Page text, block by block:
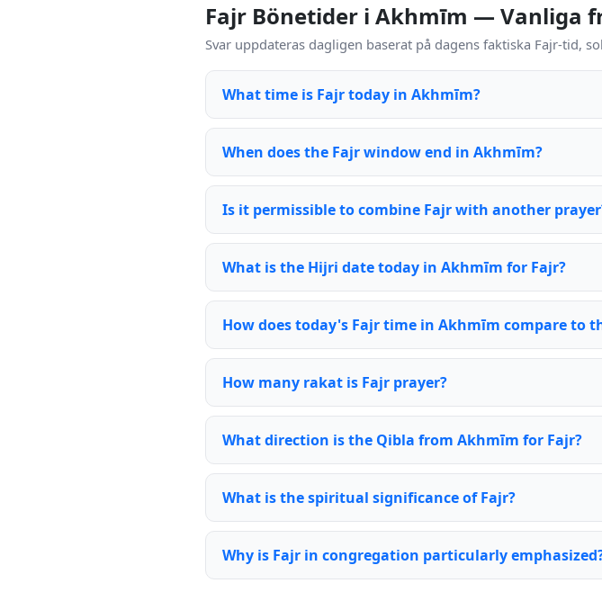
Fajr Bönetider i Akhmīm — Vanliga
Svar uppdateras dagligen baserat på dagens faktiska Fajr-tid,
What time is Fajr today in Akhmīm?
When does the Fajr window end in Akhmīm?
Is it permissible to combine Fajr with another
What is the Hijri date today in Akhmīm for Fajr?
How does today's Fajr time in Akhmīm compare to
How many rakat is Fajr prayer?
What direction is the Qibla from Akhmīm for Fajr?
What is the spiritual significance of Fajr?
Why is Fajr in congregation particularly